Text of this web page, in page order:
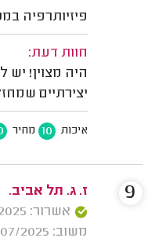
פיזיותרפיה
חוות דעת:
היה מצוין! יש
יצירתיים
איכות 10 מחיר
ז. ג. תל אביב.
אשרור: 22/10/2025
משוב: 22/07/2025
9